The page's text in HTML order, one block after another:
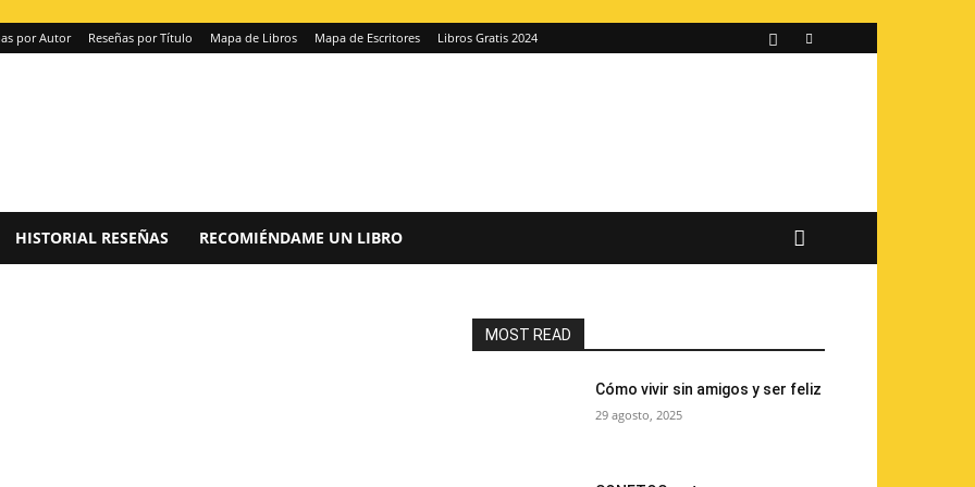
por Autor Reseñas por Título Mapa de Libros Mapa de Escritores Libros Gratis 2024
HISTORIAL RESEÑAS RECOMIÉNDAME UN LIBRO
MOST READ
Cómo vivir sin amigos y ser feliz
29 agosto, 2025